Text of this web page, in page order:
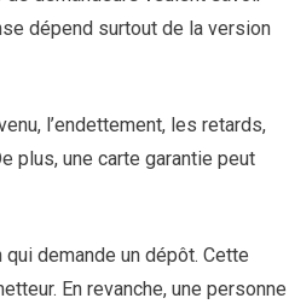
dépend surtout de la version
l’endettement, les retards,
plus, une carte garantie peut
demande un dépôt. Cette
En revanche, une personne